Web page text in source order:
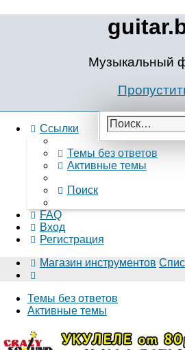
Музыкальный
Ссылки
Темы без ответов
Активные темы
Поиск
FAQ
Вход
Регистрация
Магазин инструментов
Темы без ответов
Активные темы